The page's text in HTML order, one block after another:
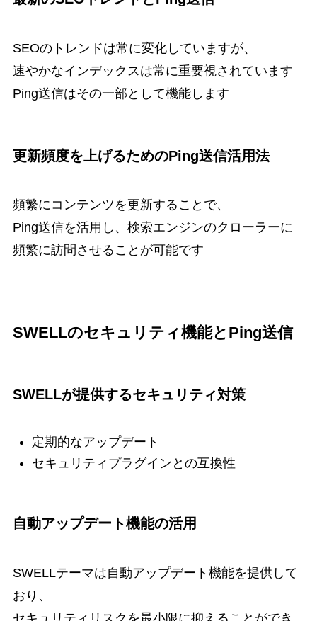
SEOのトレンドは常に変化していますが、
速やかなインデックスは常に重要視されています
Ping送信はその一部として機能します
更新頻度を上げるためのPing送信活用法
頻繁にコンテンツを更新することで、
Ping送信を活用し、検索エンジンのクローラーに
頻繁に訪問させることが可能です
SWELLのセキュリティ機能とPing送信
SWELLが提供するセキュリティ対策
定期的なアップデート
セキュリティプラグインとの互換性
自動アップデート機能の活用
SWELLテーマは自動アップデート機能を提供して
おり、
セキュリティリスクを最小限に抑えることができ